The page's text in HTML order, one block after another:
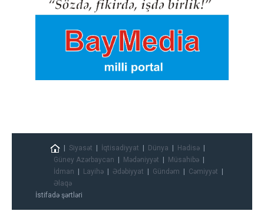
Siyasət İqtisadiyyat Dünya
Hadisə
Güney Azərbaycan
Mədəniyyət
Müsahibə
İdman
Layihə Ədəbiyyat Gündəm
Cəmiyyət
Əlaqə
İstifadə şərtləri